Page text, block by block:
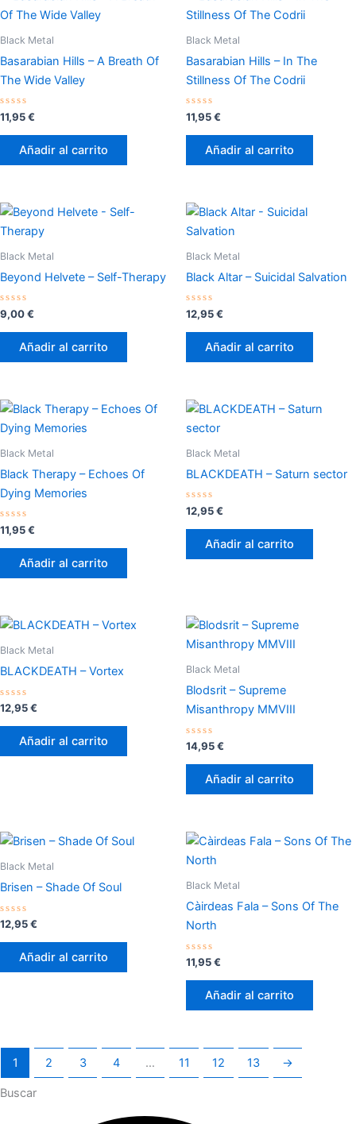
Buscar
Black Metal
Basarabian Hills – A Breath Of
The Wide Valley
Valorado
con
0
11,95€
Añadir al carrito
Black Metal
Basarabian Hills – In The
Stillness Of The Codrii
Valorado
con
0
11,95€
Añadir al carrito
Black Metal
Beyond Helvete – Self-Therapy
Valorado
con
0
9,00€
Añadir al carrito
Black Metal
Black Altar – Suicidal Salvation
Valorado
con
0
12,95€
Añadir al carrito
Black Metal
Black Therapy – Echoes Of
Dying Memories
Valorado
con
0
11,95€
Añadir al carrito
Black Metal
BLACKDEATH – Saturn sector
Valorado
con
0
12,95€
Añadir al carrito
Black Metal
BLACKDEATH – Vortex
Valorado
con
0
12,95€
Añadir al carrito
Black Metal
Blodsrit – Supreme
Misanthropy MMVIII
Valorado
con
0
14,95€
Añadir al carrito
Black Metal
Brisen – Shade Of Soul
Valorado
con
0
12,95€
Añadir al carrito
Black Metal
Càirdeas Fala – Sons Of The
North
Valorado
con
0
11,95€
Añadir al carrito
1 2 3 4 … 11 12 13 →